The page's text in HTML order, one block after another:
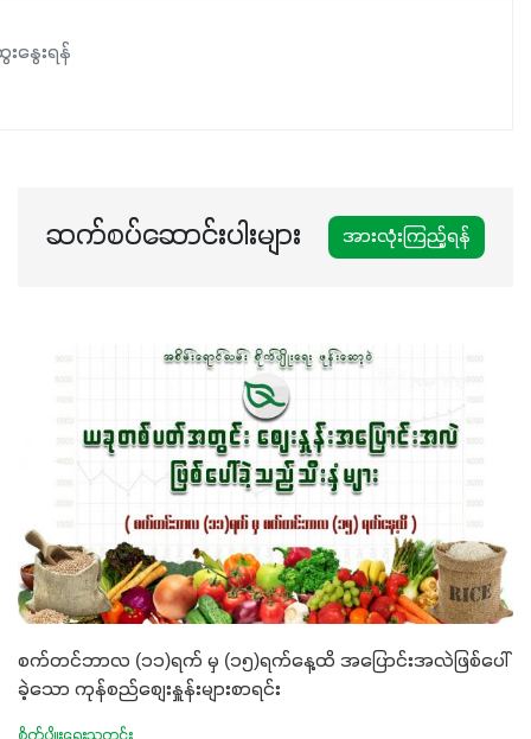
နွေးရန်
ဆက်စပ်ဆောင်းပါးများ အားလုံးကြည့်ရန်
စက်တင်ဘာလ (၁၁)ရက် မှ (၁၅)ရက်နေ့ထိ အပြောင်းအလဲဖြစ်ပေါ်
ခဲ့သော ကုန်စည်စျေးနှူန်းများစာရင်း